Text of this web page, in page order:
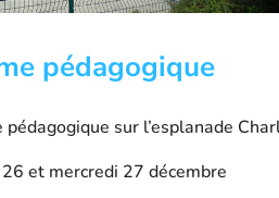
pédagogique
pédagogique sur l’esplanade
et mercredi 27 décembre